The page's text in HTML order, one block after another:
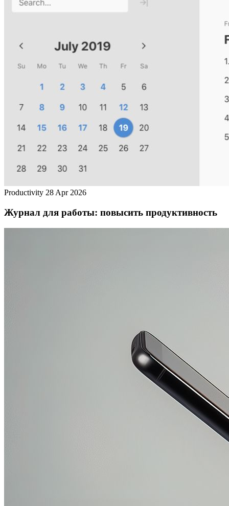
Productivity 28 Apr 2026
Журнал для работы: повысить продуктивность